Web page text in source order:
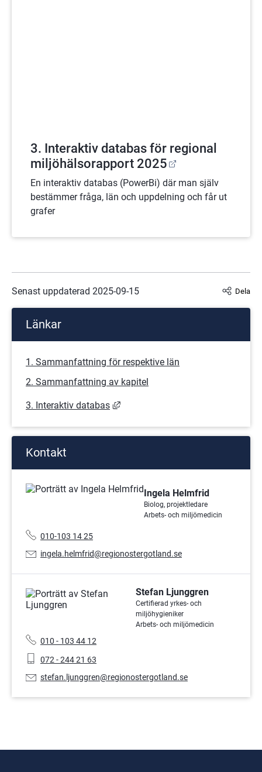
3. Interaktiv databas för regional
miljöhälsorapport 2025
En interaktiv databas (PowerBi) där man själv
bestämmer fråga, län och uppdelning och får ut
grafer
Senast uppdaterad 2025-09-15 Dela
Länkar
1. Sammanfattning för respektive län
2. Sammanfattning av kapitel
3. Interaktiv databas Länk till annan webbplats,
Kontakt
Ingela Helmfrid
Biolog, projektledare
Arbets- och miljömedicin
Telefonnummer:
010-103 14 25
E-
ingela.helmfrid@regionostergotland.se
Stefan Ljunggren
Certifierad yrkes- och
miljöhygieniker
Arbets- och miljömedicin
Telefonnummer:
010 - 103 44 12
Mobiltelefon:
072 - 244 21 63
E-
stefan.ljunggren@regionostergotland.se